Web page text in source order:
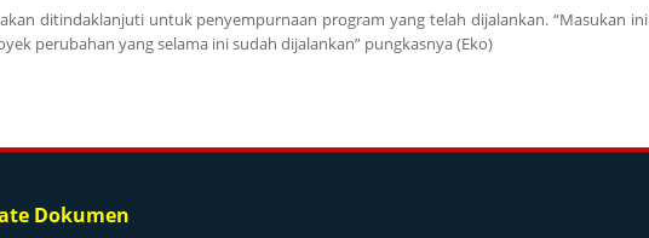
ditindaklanjuti untuk penyempurnaan program yang telah dijalankan. “Masukan ini
perubahan yang selama ini sudah dijalankan” pungkasnya (Eko)
Dokumen